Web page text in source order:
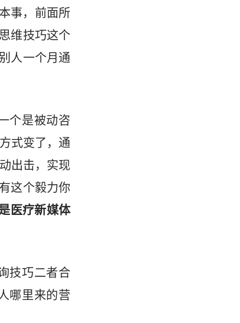
事，前面所
维技巧这个
人一个月通
个是被动咨
式变了，通
出击，实现
这个毅力你
医疗新媒体
技巧二者合
哪里来的营